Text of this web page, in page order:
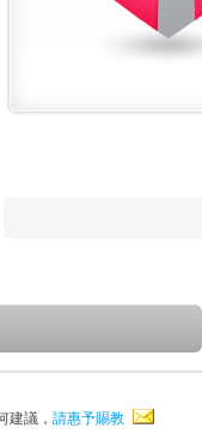
建議， 請惠予賜教